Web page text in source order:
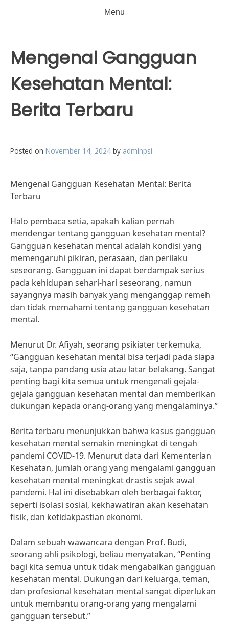
Menu
Mengenal Gangguan
Kesehatan Mental:
Berita Terbaru
Posted on November 14, 2024 by adminpsi
Mengenal Gangguan Kesehatan Mental: Berita
Terbaru
Halo pembaca setia, apakah kalian pernah
mendengar tentang gangguan kesehatan mental?
Gangguan kesehatan mental adalah kondisi yang
memengaruhi pikiran, perasaan, dan perilaku
seseorang. Gangguan ini dapat berdampak serius
pada kehidupan sehari-hari seseorang, namun
sayangnya masih banyak yang menganggap remeh
dan tidak memahami tentang gangguan kesehatan
mental.
Menurut Dr. Afiyah, seorang psikiater terkemuka,
“Gangguan kesehatan mental bisa terjadi pada siapa
saja, tanpa pandang usia atau latar belakang. Sangat
penting bagi kita semua untuk mengenali gejala-
gejala gangguan kesehatan mental dan memberikan
dukungan kepada orang-orang yang mengalaminya.”
Berita terbaru menunjukkan bahwa kasus gangguan
kesehatan mental semakin meningkat di tengah
pandemi COVID-19. Menurut data dari Kementerian
Kesehatan, jumlah orang yang mengalami gangguan
kesehatan mental meningkat drastis sejak awal
pandemi. Hal ini disebabkan oleh berbagai faktor,
seperti isolasi sosial, kekhawatiran akan kesehatan
fisik, dan ketidakpastian ekonomi.
Dalam sebuah wawancara dengan Prof. Budi,
seorang ahli psikologi, beliau menyatakan, “Penting
bagi kita semua untuk tidak mengabaikan gangguan
kesehatan mental. Dukungan dari keluarga, teman,
dan profesional kesehatan mental sangat diperlukan
untuk membantu orang-orang yang mengalami
gangguan tersebut.”